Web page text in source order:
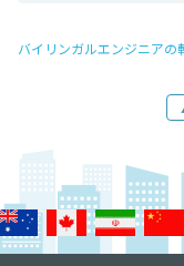
バイリンガルエンジニア